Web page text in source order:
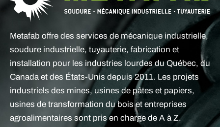
Metafab offre des services de mécanique industrielle,
soudure industrielle, tuyauterie, fabrication et
installation pour les industries lourdes du Québec, du
Canada et des États-Unis depuis 2011. Les projets
industriels des mines, usines de pâtes et papiers,
usines de transformation du bois et entreprises
agroalimentaires sont pris en charge de A à Z.